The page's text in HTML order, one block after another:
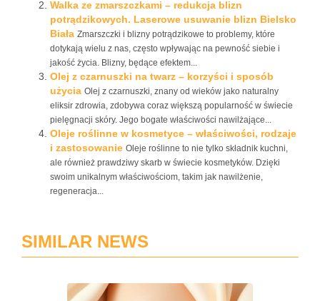
Walka ze zmarszczkami – redukcja blizn
potrądzikowych. Laserowe usuwanie blizn Bielsko
Biała Zmarszczki i blizny potrądzikowe to problemy, które
dotykają wielu z nas, często wpływając na pewność siebie i
jakość życia. Blizny, będące efektem...
Olej z czarnuszki na twarz – korzyści i sposób
użycia Olej z czarnuszki, znany od wieków jako naturalny
eliksir zdrowia, zdobywa coraz większą popularność w świecie
pielęgnacji skóry. Jego bogate właściwości nawilżające...
Oleje roślinne w kosmetyce – właściwości, rodzaje
i zastosowanie Oleje roślinne to nie tylko składnik kuchni,
ale również prawdziwy skarb w świecie kosmetyków. Dzięki
swoim unikalnym właściwościom, takim jak nawilżenie,
regeneracja...
SIMILAR NEWS